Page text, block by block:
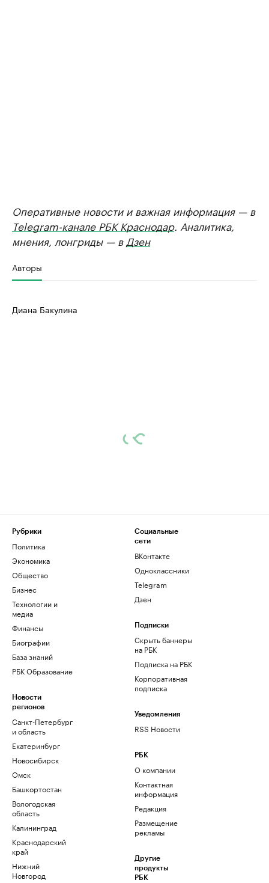
Оперативные новости и важная информация — в
Telegram-канале РБК Краснодар. Аналитика,
мнения, лонгриды — в Дзен
Авторы
Диана Бакулина
Рубрики
Политика
Экономика
Общество
Бизнес
Технологии и
медиа
Финансы
Биографии
База знаний
РБК Образование
Новости
регионов
Санкт-Петербург
и область
Екатеринбург
Новосибирск
Омск
Башкортостан
Вологодская
область
Калининград
Краснодарский
край
Нижний
Новгород
Социальные
сети
ВКонтакте
Одноклассники
Telegram
Дзен
Подписки
Скрыть баннеры
на РБК
Подписка на РБК
Корпоративная
подписка
Уведомления
RSS Новости
РБК
О компании
Контактная
информация
Редакция
Размещение
рекламы
Другие
продукты
РБК